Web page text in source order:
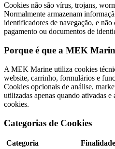
Cookies não são vírus, trojans,
Normalmente armazenam
identificadores de navegação, e
pagamento ou documentos de
Porque é que a MEK
A MEK Marine utiliza cookies
website, carrinho, formulários e
Cookies opcionais de análise,
utilizadas apenas quando ativadas e
cookies.
Categorias de Cookies
Categoria Finalidade